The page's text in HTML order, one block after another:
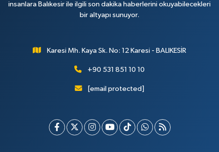
insanlara Balıkesir ile ilgili son dakika haberlerini okuyabilecekleri
bir altyapı sunuyor.
Karesi Mh. Kaya Sk. No: 12 Karesi - BALIKESİR
+90 531 851 10 10
[email protected]